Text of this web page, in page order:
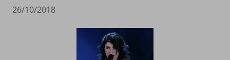
26/10/2018